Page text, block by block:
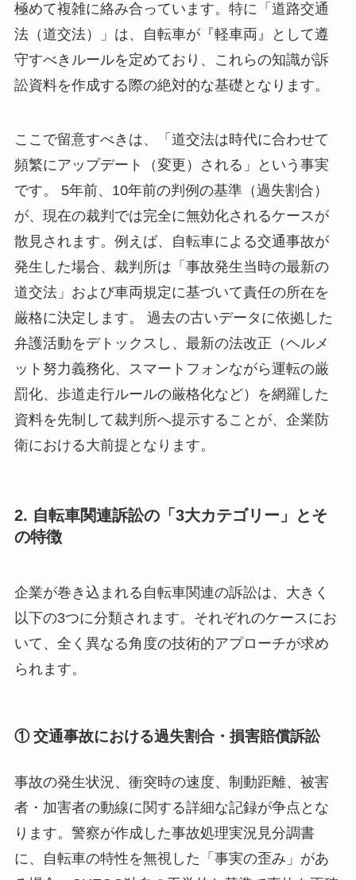
極めて複雑に絡み合っています。特に「道路交通
法（道交法）」は、自転車が『軽車両』として遵
守すべきルールを定めており、これらの知識が訴
訟資料を作成する際の絶対的な基礎となります。
ここで留意すべきは、「道交法は時代に合わせて
頻繁にアップデート（変更）される」という事実
です。 5年前、10年前の判例の基準（過失割合）
が、現在の裁判では完全に無効化されるケースが
散見されます。例えば、自転車による交通事故が
発生した場合、裁判所は「事故発生当時の最新の
道交法」および車両規定に基づいて責任の所在を
厳格に決定します。 過去の古いデータに依拠した
弁護活動をデトックスし、最新の法改正（ヘルメ
ット努力義務化、スマートフォンながら運転の厳
罰化、歩道走行ルールの厳格化など）を網羅した
資料を先制して裁判所へ提示することが、企業防
衛における大前提となります。
2. 自転車関連訴訟の「3大カテゴリー」とそ
の特徴
企業が巻き込まれる自転車関連の訴訟は、大きく
以下の3つに分類されます。それぞれのケースにお
いて、全く異なる角度の技術的アプローチが求め
られます。
① 交通事故における過失割合・損害賠償訴訟
事故の発生状況、衝突時の速度、制動距離、被害
者・加害者の動線に関する詳細な記録が争点とな
ります。警察が作成した事故処理実況見分調書
に、自転車の特性を無視した「事実の歪み」があ